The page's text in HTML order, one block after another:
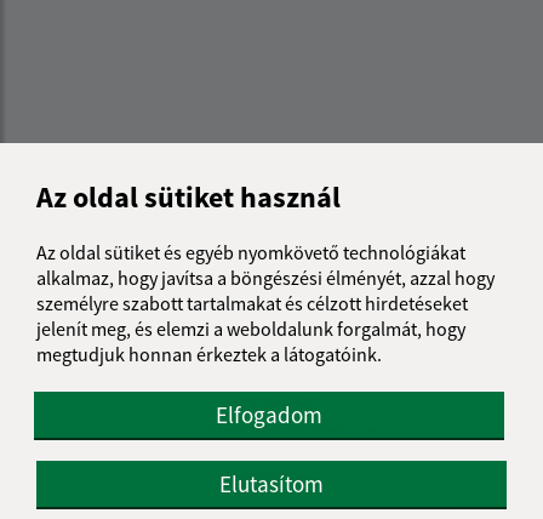
Az oldal sütiket használ
Az oldal sütiket és egyéb nyomkövető technológiákat
alkalmaz, hogy javítsa a böngészési élményét, azzal hogy
személyre szabott tartalmakat és célzott hirdetéseket
jelenít meg, és elemzi a weboldalunk forgalmát, hogy
megtudjuk honnan érkeztek a látogatóink.
Elfogadom
Elutasítom
Az oldalról:
Hozzáférhetőségi nyilatkozat
Szerzői jog
Személyes adatok védelme
Navigáció: